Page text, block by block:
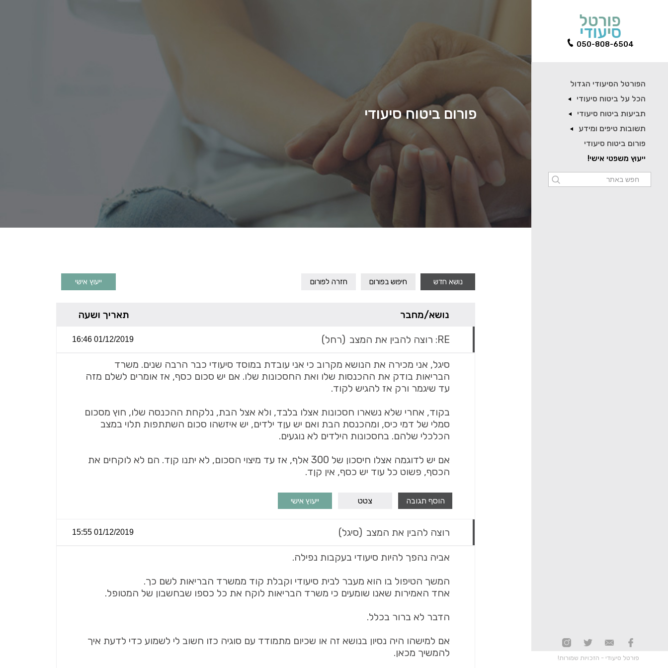
050-808-6504
הפורטל הסיעודי הגדול
הכל על ביטוח סיעודי
תביעות ביטוח סיעודי
תשובות טיפים ומידע
פורום ביטוח סיעודי
ייעוץ משפטי אישי!
פורטל סיעודי - הזכויות שמורות!
פורום ביטוח סיעודי
נושא חדש חיפוש בפורום חזרה לפורום ייעוץ אישי
נושא/מחבר תאריך ושעה
RE: רוצה להבין את המצב (רחל) 01/12/2019 16:46
סיגל, אני מכירה את הנושא מקרוב כי אני עובדת במוסד סיעודי כבר הרבה שנים. משרד
הבריאות בודק את ההכנסות שלו ואת החסכונות שלו. אם יש סכום כסף, אז אומרים לשלם מזה
עד שיגמר ורק אז להגיש לקוד.
בקוד, אחרי שלא נשארו חסכונות אצלו בלבד, ולא אצל הבת, נלקחת ההכנסה שלו, חוץ מסכום
סמלי של דמי כיס, ומהכנסת הבת ואם יש עןד ילדים, יש איזשהו סכום השתתפות תלוי במצב
הכלכלי שלהם. בחסכונות הילדים לא נוגעים.
אם יש לדוגמה אצלו חיסכון של 300 אלף, אז עד מיצוי הסכום, לא יתנו קןד. הם לא לוקחים את
הכסף, פשוט כל עוד יש כסף, אין קןד.
הוסף תגובה צטט ייעוץ אישי
רוצה להבין את המצב (סיגל) 01/12/2019 15:55
אביה נהפך להיות סיעודי בעקבות נפילה.
המשך הטיפול בו הוא מעבר לבית סיעודי וקבלת קוד ממשרד הבריאות לשם כך.
אחד האמירות שאנו שומעים כי משרד הבריאות לוקח את כל כספו שבחשבון של המטופל.
הדבר לא ברור בכלל.
אם למישהו היה נסיון בנושא זה או שכיום מתמודד עם סוגיה כזו חשוב לי לשמוע כדי לדעת איך
להמשיך מכאן.